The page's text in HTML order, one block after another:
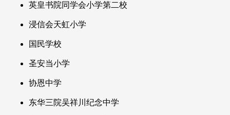
英皇书院同学会小学第二校
浸信会天虹小学
国民学校
圣安当小学
协恩中学
东华三院吴祥川纪念中学